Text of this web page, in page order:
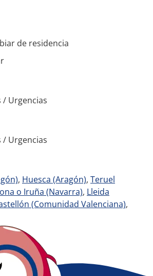
de residencia
/ Urgencias
/ Urgencias
, Huesca (Aragón), Teruel
o Iruña (Navarra), Lleida
(Comunidad Valenciana),